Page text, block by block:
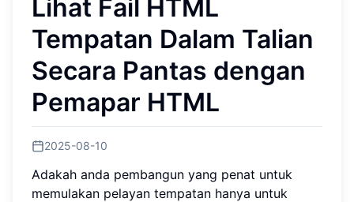
Lihat Fail HTML
Tempatan Dalam Talian
Secara Pantas dengan
Pemapar HTML
2025-08-10
Adakah anda pembangun yang penat untuk
memulakan pelayan tempatan hanya untuk